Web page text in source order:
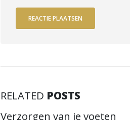
RELATED POSTS
Verzorgen van je voeten